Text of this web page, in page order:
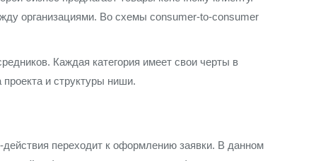
организациями. Во схемы consumer-to-consumer
Каждая категория имеет свои черты в
и структуры ниши.
действия переходит к оформлению заявки. В данном